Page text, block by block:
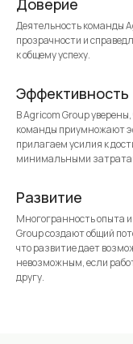
Доверие
Деятельность команды
прозрачности и
к общему успеху.
Эффективность
В Agricom Group
команды приумножают
прилагаем усилия к
минимальными
Развитие
Многогранность опыта
Group создают общий
что развитие дает
невозможным, если
другу.